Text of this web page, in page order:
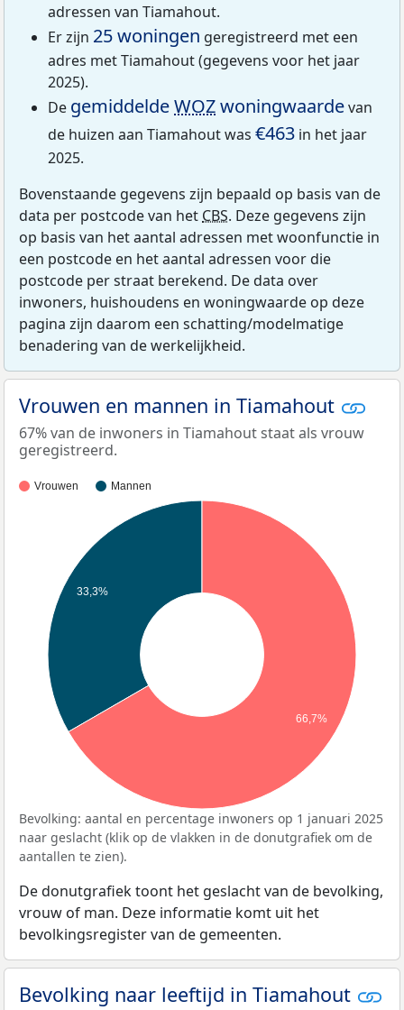
adressen van Tiamahout.
Er zijn 25 woningen geregistreerd met een
adres met Tiamahout (gegevens voor het jaar
2025).
De gemiddeldeWOZwoningwaardevan
de huizen aan Tiamahout was €463 in het jaar
2025.
Bovenstaande gegevens zijn bepaald op basis van de
data per postcode van het CBS. Deze gegevens zijn
op basis van het aantal adressen met woonfunctie in
een postcode en het aantal adressen voor die
postcode per straat berekend. De data over
inwoners, huishoudens en woningwaarde op deze
pagina zijn daarom een schatting/modelmatige
benadering van de werkelijkheid.
Vrouwen en mannen in Tiamahout
67% van de inwoners in Tiamahout staat als vrouw
geregistreerd.
Vrouwen Mannen
33,3%
66,7%
Bevolking: aantal en percentage inwoners op 1 januari 2025
naar geslacht (klik op de vlakken in de donutgrafiek om de
aantallen te zien).
De donutgrafiek toont het geslacht van de bevolking,
vrouw of man. Deze informatie komt uit het
bevolkingsregister van de gemeenten.
Bevolking naar leeftijd in Tiamahout